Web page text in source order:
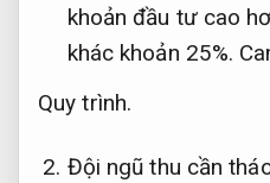
khoản đầu tư cao
khác khoản 25%.
Quy trình.
Đội ngũ thu cần